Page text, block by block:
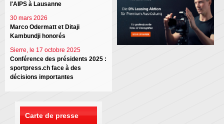
l'AIPS à Lausanne
30 mars 2026
Marco Odermatt et Ditaji
Kambundji honorés
Sierre, le 17 octobre 2025
Conférence des présidents 2025 :
sportpress.ch face à des
décisions importantes
Carte de presse